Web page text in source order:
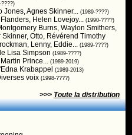
????)
Jones, Agnes Skinner... (1989-????)
Helen Lovejoy... (1990-????)
Burns, Waylon Smithers,
Otto, Révérend Timothy
Lenny, Eddie... (1989-????)
Lisa Simpson (1989-????)
Prince... (1989-2019)
Krabappel (1989-2013)
voix (1998-????)
>>> Toute la distribution